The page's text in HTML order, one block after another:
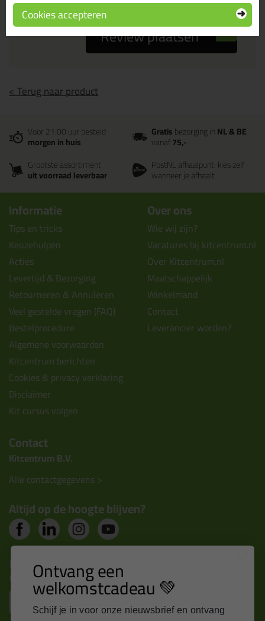
Review plaatsen
< Terug naar product
Voor 21:00 uur besteld
morgen in huis
Gratisbezorging inNL & BE
vanaf75,-
Grootste assortiment
uit voorraad leverbaar
PostNL afhaalpunt: kies zelf
wanneer je afhaalt
Informatie
Tips en tricks
Keuzehulpen
Acties
Levertijd & Bezorging
Retourneren & Annuleren
Veel gestelde vragen (FAQ)
Bestelprocedure
Algemene voorwaarden
Kitcentrum berichten
Cookies & privacy verklaring
Disclaimer
Kit cursus volgen
Over ons
Wie wij zijn?
Vacatures bij kitcentrum.nl
Over Kitcentrum.nl
Maatschappelijk
Winkelmand
Contact
Leverancier worden?
Contact
Kitcentrum B.V.
Alle contactgegevens >
Altijd op de hoogte blijven?
Nieuws, tips en exclusieve deals rechtstreeks in je
inbox
Cookies accepteren
Ontvang een
welkomstcadeau 💚
Schijf je in voor onze nieuwsbrief en ontvang